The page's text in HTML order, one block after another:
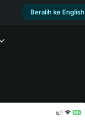
Beralih ke English